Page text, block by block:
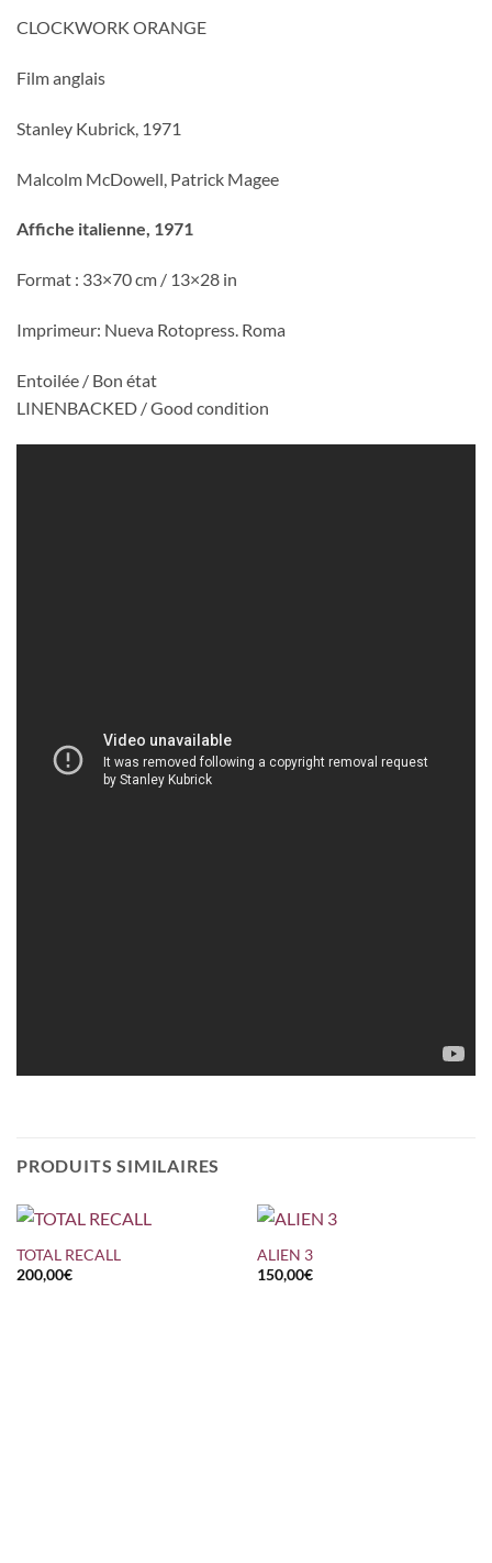
CLOCKWORK ORANGE
Film anglais
Stanley Kubrick, 1971
Malcolm McDowell, Patrick Magee
Affiche italienne, 1971
Format : 33×70 cm / 13×28 in
Imprimeur: Nueva Rotopress. Roma
Entoilée / Bon état
LINENBACKED / Good condition
PRODUITS SIMILAIRES
TOTAL RECALL
200,00€
ALIEN 3
150,00€